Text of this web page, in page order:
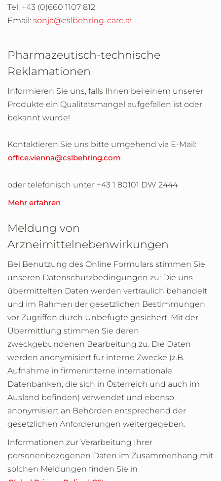
Tel: +43 (0)660 1107 812
Email: sonja@cslbehring-care.at
Pharmazeutisch-technische
Reklamationen
Informieren Sie uns, falls Ihnen bei einem unserer
Produkte ein Qualitätsmangel aufgefallen ist oder
bekannt wurde!
Kontaktieren Sie uns bitte umgehend via E-Mail:
office.vienna@cslbehring.com
oder telefonisch unter +43 1 80101 DW 2444
Mehr erfahren
Meldung von
Arzneimittelnebenwirkungen
Bei Benutzung des Online Formulars stimmen Sie
unseren Datenschutzbedingungen zu: Die uns
übermittelten Daten werden vertraulich behandelt
und im Rahmen der gesetzlichen Bestimmungen
vor Zugriffen durch Unbefugte gesichert. Mit der
Übermittlung stimmen Sie deren
zweckgebundenen Bearbeitung zu. Die Daten
werden anonymisiert für interne Zwecke (z.B.
Aufnahme in firmeninterne internationale
Datenbanken, die sich in Österreich und auch im
Ausland befinden) verwendet und ebenso
anonymisiert an Behörden entsprechend der
gesetzlichen Anforderungen weitergegeben.
Informationen zur Verarbeitung Ihrer
personenbezogenen Daten im Zusammenhang mit
solchen Meldungen finden Sie in